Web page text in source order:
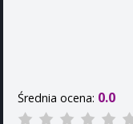
Średnia ocena: 0.0